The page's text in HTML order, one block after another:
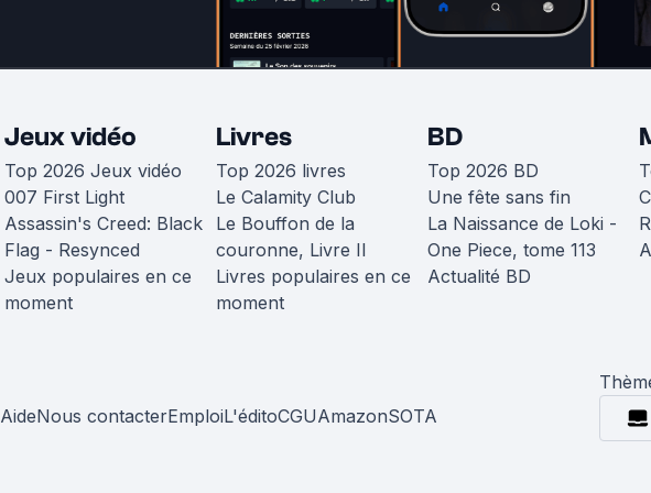
Jeux vidéo
Top 2026 Jeux vidéo
007 First Light
Assassin's Creed: Black
Flag - Resynced
Jeux populaires en ce
moment
Livres
Top 2026 livres
Le Calamity Club
Le Bouffon de la
couronne, Livre II
Livres populaires en ce
moment
BD
Top 2026 BD
Une fête sans fin
La Naissance de Loki -
One Piece, tome 113
Actualité BD
AideNous contacterEmploiL'éditoCGUAmazonSOTA